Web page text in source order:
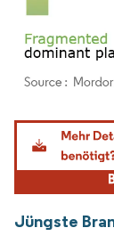
Bild © Mordor
Jüngste